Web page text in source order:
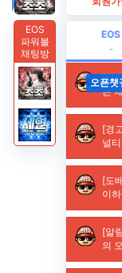
EOS
-
EOS
파워볼
채팅방